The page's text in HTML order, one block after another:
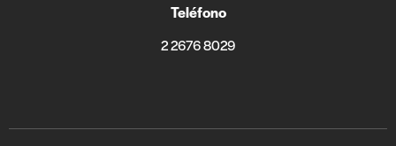
Teléfono
2 2676 8029